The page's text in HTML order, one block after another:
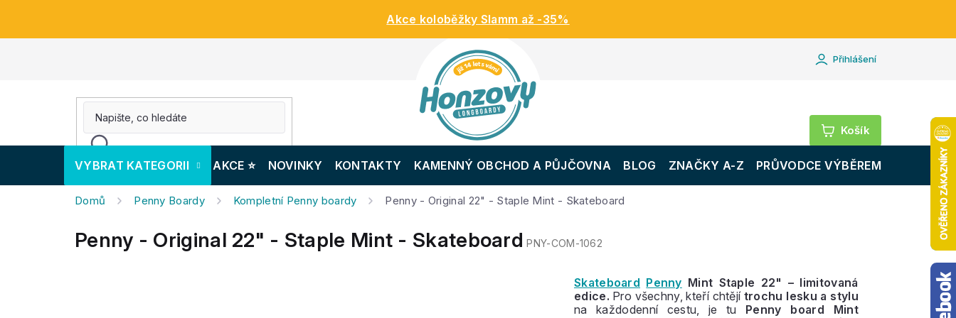
Akce koloběžky Slamm až -35%
Přihlášení
Nákupní
košík
VYBRAT KATEGORII AKCE ⭐️ NOVINKY KONTAKTY KAMENNÝ OBCHOD A PŮJČOVNA BLOG ZNAČKY A-Z PRŮVODCE VÝBĚREM
Domů Penny Boardy Kompletní Penny boardy Penny - Original 22" - Staple Mint - Skateboard
Penny - Original 22" - Staple Mint - Skateboard PNY-COM-1062
Skateboard Penny Mint Staple 22" – limitovaná
edice. Pro všechny, kteří chtějí trochu lesku a stylu
na každodenní cestu, je tu Penny board Mint